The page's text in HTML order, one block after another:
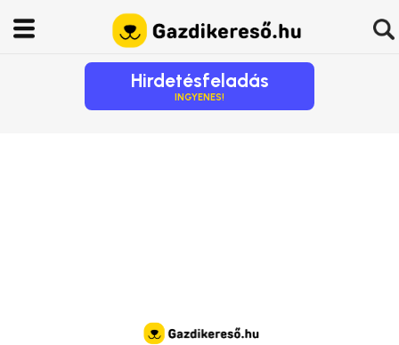
Hirdetésfeladás
INGYENES!